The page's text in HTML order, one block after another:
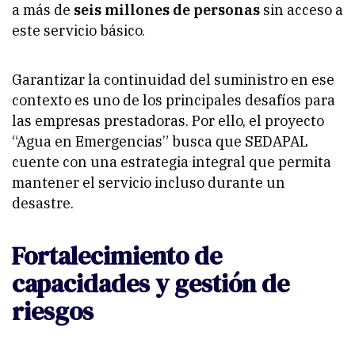
a más de seis millones de personas sin acceso a
este servicio básico.
Garantizar la continuidad del suministro en ese
contexto es uno de los principales desafíos para
las empresas prestadoras. Por ello, el proyecto
“Agua en Emergencias” busca que SEDAPAL
cuente con una estrategia integral que permita
mantener el servicio incluso durante un
desastre.
Fortalecimiento de
capacidades y gestión de
riesgos